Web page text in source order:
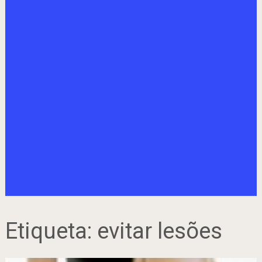
Etiqueta: evitar lesões